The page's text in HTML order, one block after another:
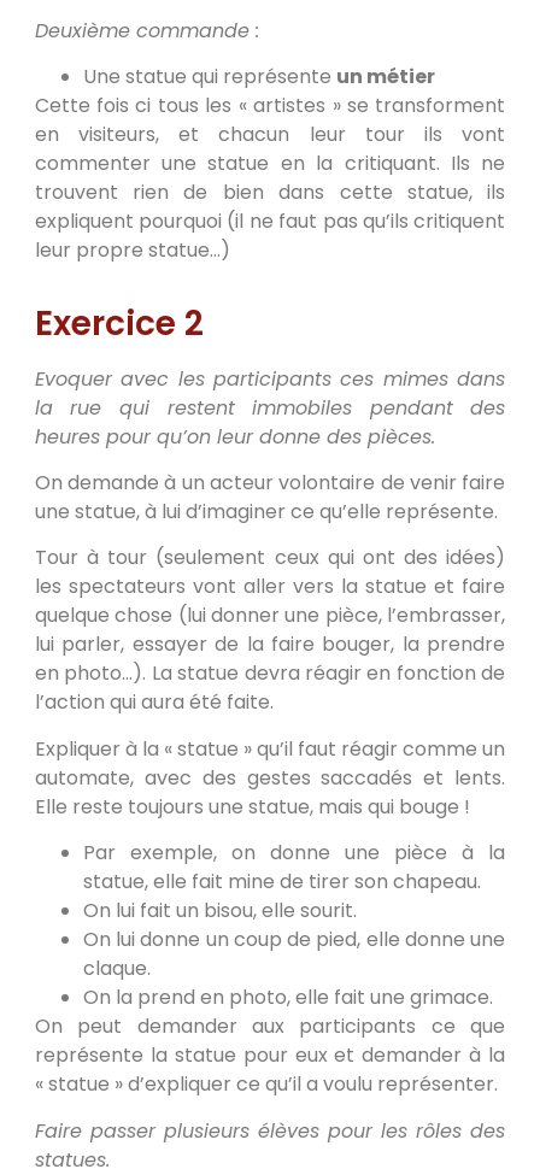
Deuxième commande :
Une statue qui représente un métier
Cette fois ci tous les « artistes » se transforment
en visiteurs, et chacun leur tour ils vont
commenter une statue en la critiquant. Ils ne
trouvent rien de bien dans cette statue, ils
expliquent pourquoi (il ne faut pas qu’ils critiquent
leur propre statue…)
Exercice 2
Evoquer avec les participants ces mimes dans
la rue qui restent immobiles pendant des
heures pour qu’on leur donne des pièces.
On demande à un acteur volontaire de venir faire
une statue, à lui d’imaginer ce qu’elle représente.
Tour à tour (seulement ceux qui ont des idées)
les spectateurs vont aller vers la statue et faire
quelque chose (lui donner une pièce, l’embrasser,
lui parler, essayer de la faire bouger, la prendre
en photo…). La statue devra réagir en fonction de
l’action qui aura été faite.
Expliquer à la « statue » qu’il faut réagir comme un
automate, avec des gestes saccadés et lents.
Elle reste toujours une statue, mais qui bouge !
Par exemple, on donne une pièce à la
statue, elle fait mine de tirer son chapeau.
On lui fait un bisou, elle sourit.
On lui donne un coup de pied, elle donne une
claque.
On la prend en photo, elle fait une grimace.
On peut demander aux participants ce que
représente la statue pour eux et demander à la
« statue » d’expliquer ce qu’il a voulu représenter.
Faire passer plusieurs élèves pour les rôles des
statues.